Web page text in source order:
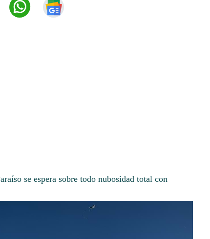
se espera sobre todo nubosidad total con